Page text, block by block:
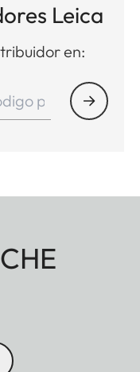
Leica
en: